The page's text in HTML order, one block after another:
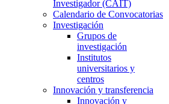
Investigador (CAIT)
Calendario de Convocatorias
Investigación
Grupos de
investigación
Institutos
universitarios y
centros
Innovación y transferencia
Innovación y